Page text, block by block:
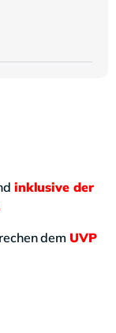
inklusive der
dem UVP